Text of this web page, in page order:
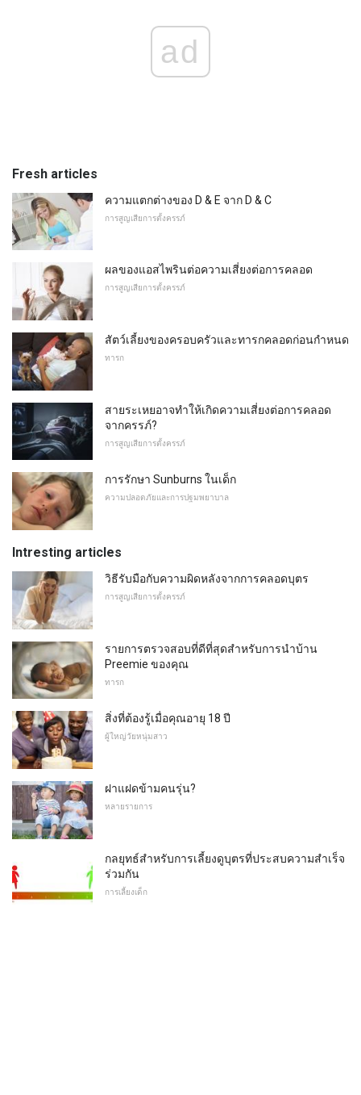
ad
Fresh articles
ความแตกต่างของ D & E จาก D & C
การสูญเสียการตั้งครรภ์
ผลของแอสไพรินต่อความเสี่ยงต่อการคลอด
การสูญเสียการตั้งครรภ์
สัตว์เลี้ยงของครอบครัวและทารกคลอดก่อนกำหนด
ทารก
สายระเหยอาจทำให้เกิดความเสี่ยงต่อการคลอด
จากครรภ์?
การสูญเสียการตั้งครรภ์
การรักษา Sunburns ในเด็ก
ความปลอดภัยและการปฐมพยาบาล
Intresting articles
วิธีรับมือกับความผิดหลังจากการคลอดบุตร
การสูญเสียการตั้งครรภ์
รายการตรวจสอบที่ดีที่สุดสำหรับการนำบ้าน
Preemie ของคุณ
ทารก
สิ่งที่ต้องรู้เมื่อคุณอายุ 18 ปี
ผู้ใหญ่วัยหนุ่มสาว
ฝาแฝดข้ามคนรุ่น?
หลายรายการ
กลยุทธ์สำหรับการเลี้ยงดูบุตรที่ประสบความสำเร็จ
ร่วมกัน
การเลี้ยงเด็ก